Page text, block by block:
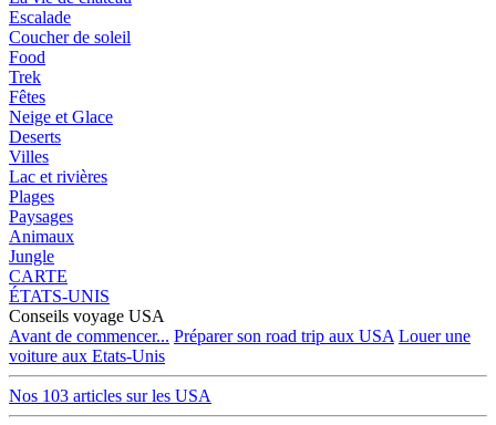
Escalade
Coucher de soleil
Food
Trek
Fêtes
Neige et Glace
Deserts
Villes
Lac et rivières
Plages
Paysages
Animaux
Jungle
CARTE
ÉTATS-UNIS
Conseils voyage USA
Avant de commencer... Préparer son road trip aux USA Louer une
voiture aux Etats-Unis
Nos 103 articles sur les USA